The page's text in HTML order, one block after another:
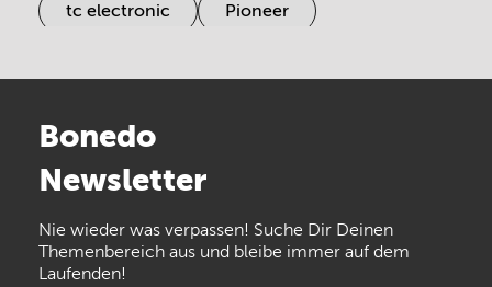
tc electronic Pioneer
Arturia
the t.bone
Walrus Audio Epiphone
Bonedo
Newsletter
Nie wieder was verpassen! Suche Dir Deinen
Themenbereich aus und bleibe immer auf dem
Laufenden!